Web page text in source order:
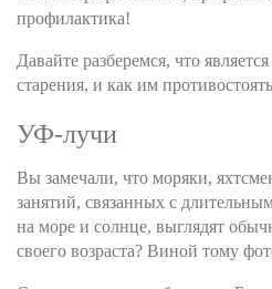
профилактика!
Давайте разберемся, что
старения, и как им
УФ-лучи
Вы замечали, что моряки,
занятий, связанных с
на море и солнце, выглядят
своего возраста? Виной тому